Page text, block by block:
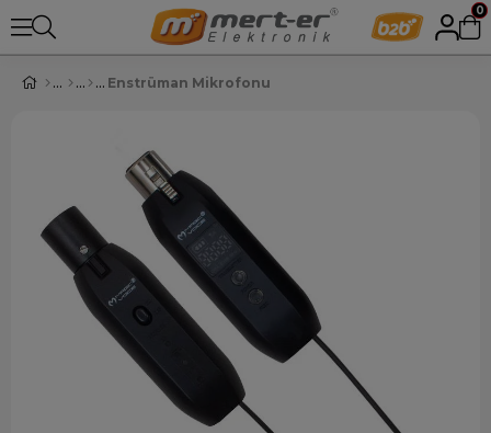
0
Enstrüman Mikrofonu